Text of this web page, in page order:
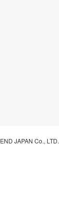
JAPAN Co., LTD.